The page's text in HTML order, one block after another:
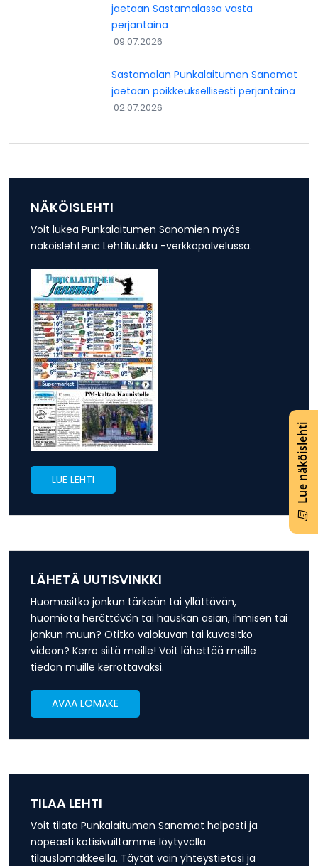
Lue näköislehti
jaetaan Sastamalassa vasta
perjantaina
09.07.2026
Sastamalan Punkalaitumen Sanomat
jaetaan poikkeuksellisesti perjantaina
02.07.2026
NÄKÖISLEHTI
Voit lukea Punkalaitumen Sanomien myös
näköislehtenä Lehtiluukku -verkkopalvelussa.
LUE LEHTI
LÄHETÄ UUTISVINKKI
Huomasitko jonkun tärkeän tai yllättävän,
huomiota herättävän tai hauskan asian, ihmisen tai
jonkun muun? Otitko valokuvan tai kuvasitko
videon? Kerro siitä meille! Voit lähettää meille
tiedon muille kerrottavaksi.
AVAA LOMAKE
TILAA LEHTI
Voit tilata Punkalaitumen Sanomat helposti ja
nopeasti kotisivuiltamme löytyvällä
tilauslomakkeella. Täytät vain yhteystietosi ja